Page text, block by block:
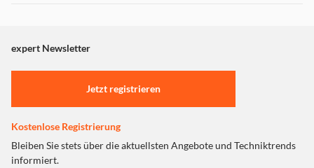
eigenen vier Wänden.
"Marketing".
Einstellungen anpassen
expert Newsletter
Jetzt registrieren
Kostenlose Registrierung
Bleiben Sie stets über die aktuellsten Angebote und Techniktrends
informiert.